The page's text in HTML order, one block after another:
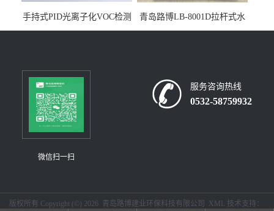
手持式PID光离子化VOC检测
仪（挥发性有机物设备）
青岛路博LB-8001D拉杆式水
质采样器
微信扫一扫
服务咨询热线
0532-58759932
版权所有 Copyright (©) 2026 青岛路博建业环保科技有限公司 XML 技术支持：